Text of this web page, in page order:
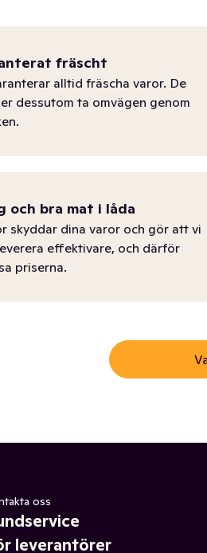
fräscht
alltid fräscha varor. De
dessutom ta omvägen genom
och bra mat i låda
skyddar dina varor och gör att vi
effektivare, och därför
priserna.
oss
leverantörer